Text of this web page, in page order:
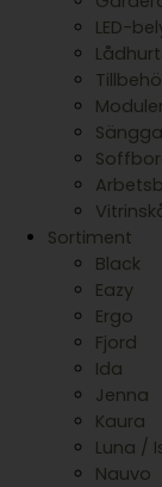
LED-
Moduler
Sortiment
Black
Eazy
Ergo
Fjord
Ida
Jenna
Kaura
Luna /
Nauvo